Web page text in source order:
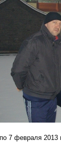
7 февраля 2013